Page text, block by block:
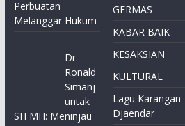
Perbuatan
Melanggar Hukum
Dr.
Ronald
Simanj
untak
SH MH: Meninjau
GERMAS
KABAR BAIK
KESAKSIAN
KULTURAL
Lagu Karangan
Djaendar